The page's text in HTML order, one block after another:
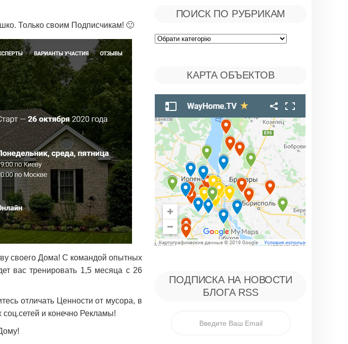
Только своим Подписчикам! 🙂
своего Дома! С командой опытных
вас тренировать 1,5 месяца с 26
отличать Ценности от мусора, в
и конечно Рекламы!
ПОИСК ПО РУБРИКАМ
Поиск
КАРТА ОБЪЕКТОВ
ПОДПИСКА НА НОВОСТИ
БЛОГА RSS